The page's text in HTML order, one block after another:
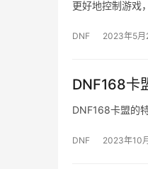
更好地控制游戏
DNF 2023年5月
DNF168卡
DNF168卡盟的
DNF 2023年10